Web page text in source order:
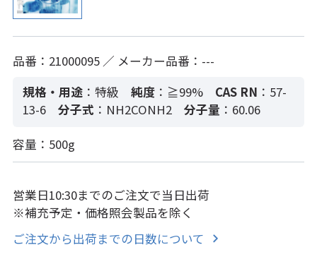
品番：21000095 ／ メーカー品番：---
規格・用途 ：特級 純度：≧99% CAS RN ：57-
13-6
分子式 ：NH2CONH2 分子量 ：60.06
容量：500g
営業日10:30までのご注文で当日出荷
※補充予定・価格照会製品を除く
ご注文から出荷までの日数について